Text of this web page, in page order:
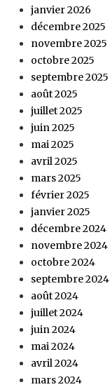
janvier 2026
décembre 2025
novembre 2025
octobre 2025
septembre 2025
août 2025
juillet 2025
juin 2025
mai 2025
avril 2025
mars 2025
février 2025
janvier 2025
décembre 2024
novembre 2024
octobre 2024
septembre 2024
août 2024
juillet 2024
juin 2024
mai 2024
avril 2024
mars 2024